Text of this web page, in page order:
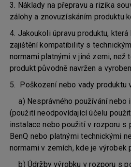
3. Náklady na přepravu a rizika
zálohy a znovuzískáním produktu
4. Jakoukoli úpravu produktu,
zajištění kompatibility s
normami platnými v jiné zemi, než
produkt původně navržen a
5. Poškození nebo vady produktu
a) Nesprávného používání nebo
(použití neodpovídající účelu
instalace nebo použití v rozporu s
BenQ nebo platnými technickými
normami v zemích, kde je výrobek
b) Údržby výrobku v rozporu s